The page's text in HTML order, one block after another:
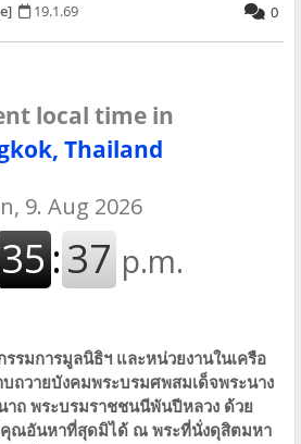
19.1.69 0
local time in
Thailand
รมการมูลนิธิฯ และหน่วยงานในเครือ
บถวายบังคมพระบรมศพสมเด็จพระนาง
าถ พระบรมราชชนนีพันปีหลวง ด้วย
ณอันหาที่สุดมิได้ ณ พระที่นั่งดุสิตมหา